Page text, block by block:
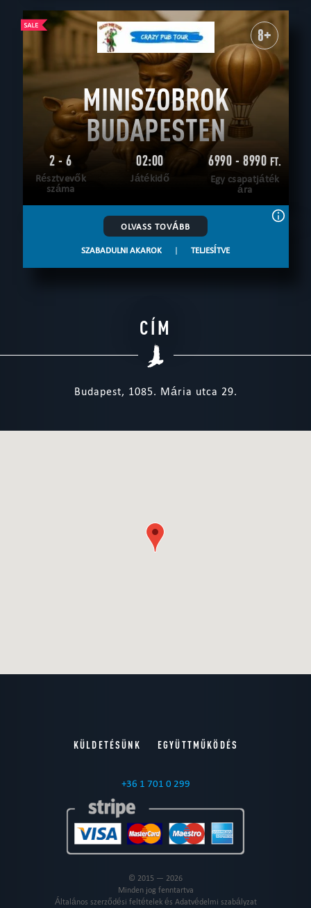
8+
MINISZOBROK
BUDAPESTEN
2 - 6
Résztvevők
száma
02:00
Játékidő
6990 - 8990 FT.
Egy csapatjáték
ára
OLVASS TOVÁBB
SZABADULNI AKAROK | TELJESÍTVE
CÍM
Budapest, 1085. Mária utca 29.
KÜLDETÉSÜNK EGYÜTTMŰKÖDÉS
+36 1 701 0 299
© 2015 — 2026
Minden jog fenntartva
Általános szerződési feltételek és Adatvédelmi szabályzat